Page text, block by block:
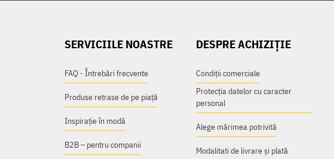
SERVICIILE NOASTRE
FAQ - Întrebări frecvente
Produse retrase de pe piață
Inspirație în modă
B2B – pentru companii
DESPRE ACHIZIȚIE
Condiții comerciale
Protecția datelor cu caracter
personal
Alege mărimea potrivită
Modalitati de livrare și plată